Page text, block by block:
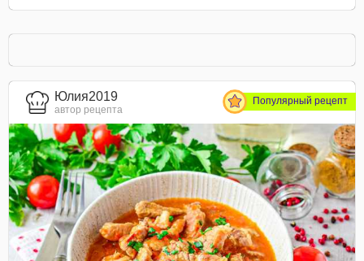
Юлия2019
автор рецепта
Популярный рецепт